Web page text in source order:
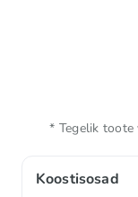
Koostisosad
* Tegelik toote